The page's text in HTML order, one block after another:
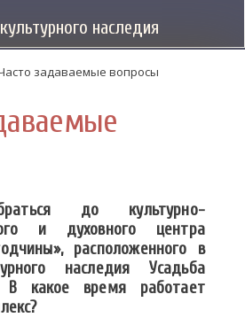
наследия
задаваемые вопросы
до культурно-
и духовного центра
расположенного в
наследия Усадьба
В какое время работает